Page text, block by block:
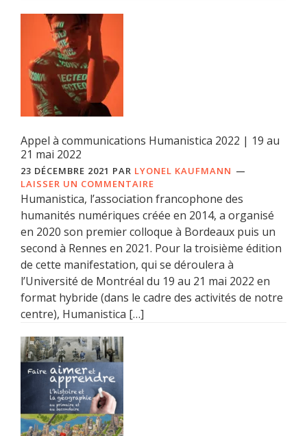
Appel à communications Humanistica 2022 | 19 au
21 mai 2022
23 DÉCEMBRE 2021 PAR LYONEL KAUFMANN
LAISSER UN COMMENTAIRE
Humanistica, l’association francophone des
humanités numériques créée en 2014, a organisé
en 2020 son premier colloque à Bordeaux puis un
second à Rennes en 2021. Pour la troisième édition
de cette manifestation, qui se déroulera à
l’Université de Montréal du 19 au 21 mai 2022 en
format hybride (dans le cadre des activités de notre
centre), Humanistica […]